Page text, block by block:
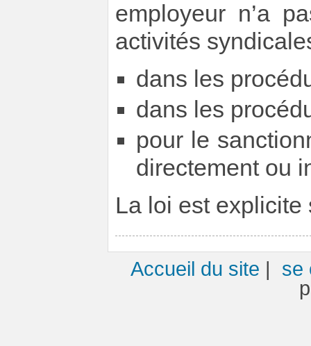
employeur n’a
activités
dans les
dans les
pour le
directement ou
La loi est explicite
Accueil du site
se